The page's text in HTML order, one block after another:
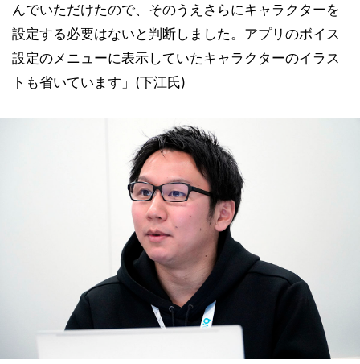
んでいただけたので、そのうえさらにキャラクターを
設定する必要はないと判断しました。アプリのボイス
設定のメニューに表示していたキャラクターのイラス
トも省いています」(下江氏)